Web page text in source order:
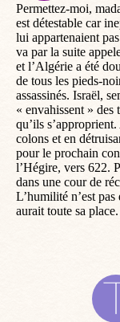
Permettez-moi,
est détestable car
lui appartenaient
va par la suite
et l’Algérie a été
de tous les pieds-
assassinés. Israël,
« envahissent » des
qu’ils
colons et en
pour le prochain
l’Hégire, vers 622.
dans une cour de
L’humilité n’est
aurait toute sa place.